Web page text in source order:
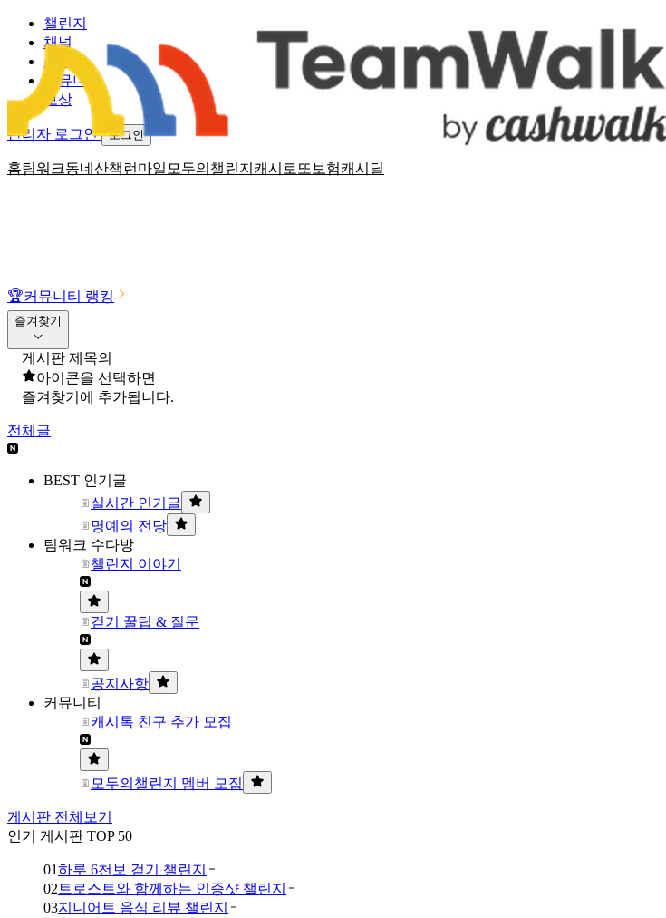
홈팀워크동네산책 런마일 모두의챌린지 캐시로또 보험캐시딜
챌린지
채널
소식
커뮤니티
보상
관리자 로그인 로그인
🏆커뮤니티 랭킹
즐겨찾기
게시판 제목의
아이콘을 선택하면
즐겨찾기에 추가됩니다.
전체글
BEST 인기글
실시간 인기글
명예의 전당
팀워크 수다방
챌린지 이야기
걷기 꿀팁 & 질문
공지사항
커뮤니티
캐시톡 친구 추가 모집
모두의챌린지 멤버 모집
게시판 전체보기
인기 게시판 TOP 50
01하루 6천보 걷기 챌린지
02 트로스트와 함께하는 인증샷 챌린지
03지니어트 음식 리뷰 챌린지